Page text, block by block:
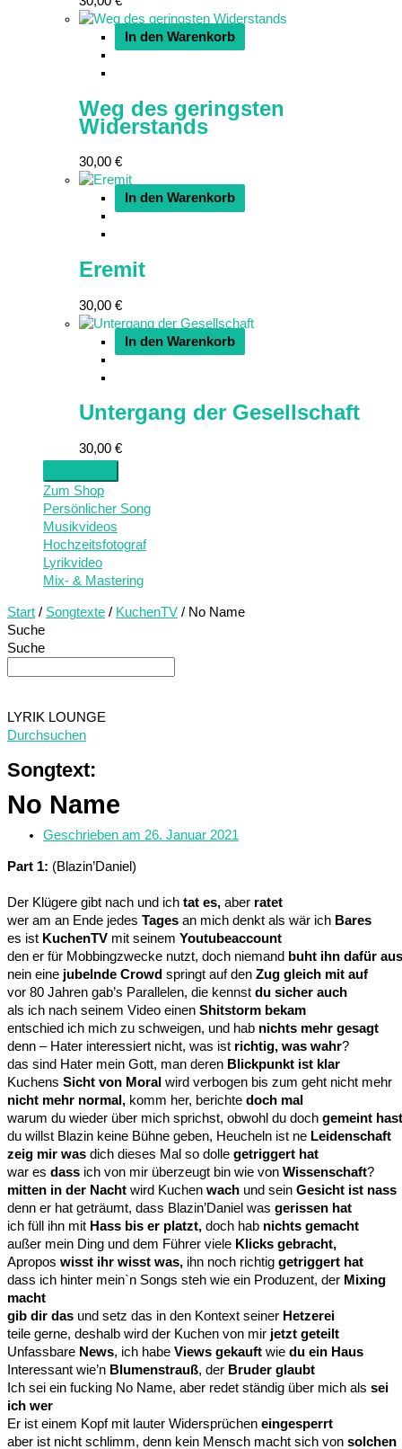
In den Warenkorb
Weg des geringsten
Widerstands
30,00 €
In den Warenkorb
Eremit
30,00 €
In den Warenkorb
Untergang der Gesellschaft
30,00 €
Zum Shop
Persönlicher Song
Musikvideos
Hochzeitsfotograf
Lyrikvideo
Mix- & Mastering
Start / Songtexte / KuchenTV / No Name
Suche
Suche
LYRIK LOUNGE
Durchsuchen
Songtext:
No Name
Geschrieben am 26. Januar 2021
Part 1: (Blazin’Daniel)
Der Klügere gibt nach und ich tat es, aber ratet
wer am an Ende jedes Tages an mich denkt als wär ich Bares
es ist KuchenTV mit seinem Youtubeaccount
den er für Mobbingzwecke nutzt, doch niemand buht ihn dafür aus
nein eine jubelnde Crowd springt auf den Zug gleich mit auf
vor 80 Jahren gab’s Parallelen, die kennst du sicher auch
als ich nach seinem Video einen Shitstorm bekam
entschied ich mich zu schweigen, und hab nichts mehr gesagt
denn – Hater interessiert nicht, was ist richtig, was wahr?
das sind Hater mein Gott, man deren Blickpunkt ist klar
Kuchens Sicht von Moral wird verbogen bis zum geht nicht mehr
nicht mehr normal, komm her, berichte doch mal
warum du wieder über mich sprichst, obwohl du doch gemeint hast
du willst Blazin keine Bühne geben, Heucheln ist ne Leidenschaft
zeig mir was dich dieses Mal so dolle getriggert hat
war es dass ich von mir überzeugt bin wie von Wissenschaft?
mitten in der Nacht wird Kuchen wach und sein Gesicht ist nass
denn er hat geträumt, dass Blazin’Daniel was gerissen hat
ich füll ihn mit Hass bis er platzt, doch hab nichts gemacht
außer mein Ding und dem Führer viele Klicks gebracht,
Apropos wisst ihr wisst was, ihn noch richtig getriggert hat
dass ich hinter mein`n Songs steh wie ein Produzent, der Mixing
macht
gib dir das und setz das in den Kontext seiner Hetzerei
teile gerne, deshalb wird der Kuchen von mir jetzt geteilt
Unfassbare News, ich habe Views gekauft wie du ein Haus
Interessant wie’n Blumenstrauß, der Bruder glaubt
Ich sei ein fucking No Name, aber redet ständig über mich als sei
ich wer
Er ist einem Kopf mit lauter Widersprüchen eingesperrt
aber ist nicht schlimm, denn kein Mensch macht sich von solchen